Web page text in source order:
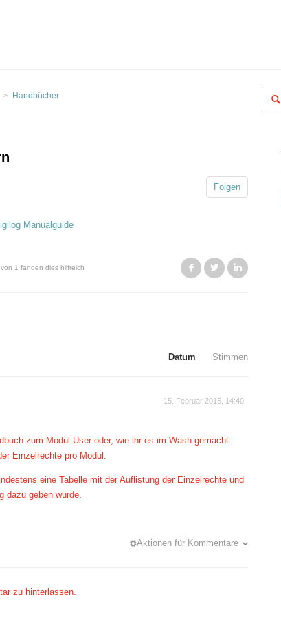
Handbücher
Folgen
Manualguide
von 1 fanden dies hilfreich Facebook
Twitter
Datum Stimmen
15. Februar 2016, 14:40
zum Modul User oder, wie ihr es im Wash gemacht
Einzelrechte pro Modul.
eine Tabelle mit der Auflistung der Einzelrechte und
dazu geben würde.
Aktionen für Kommentare
zu hinterlassen.